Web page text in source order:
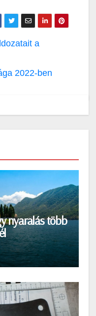
a
2022-ben
nyaralás több